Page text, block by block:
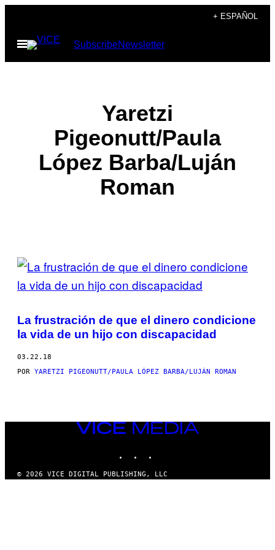
contenido
+ ESPAÑOL
Abrir
Menú
SubscribeNewsletter
Yaretzi
Pigeonutt/Paula
López Barba/Luján
Roman
POSTS
BY
THIS
AUTHOR
La frustración de que el dinero condicione
la vida de un hijo con discapacidad
03.22.18
POR YARETZI PIGEONUTT/PAULA LÓPEZ BARBA/LUJÁN ROMAN
VICE
MEDIA
© 2026 VICE DIGITAL PUBLISHING, LLC